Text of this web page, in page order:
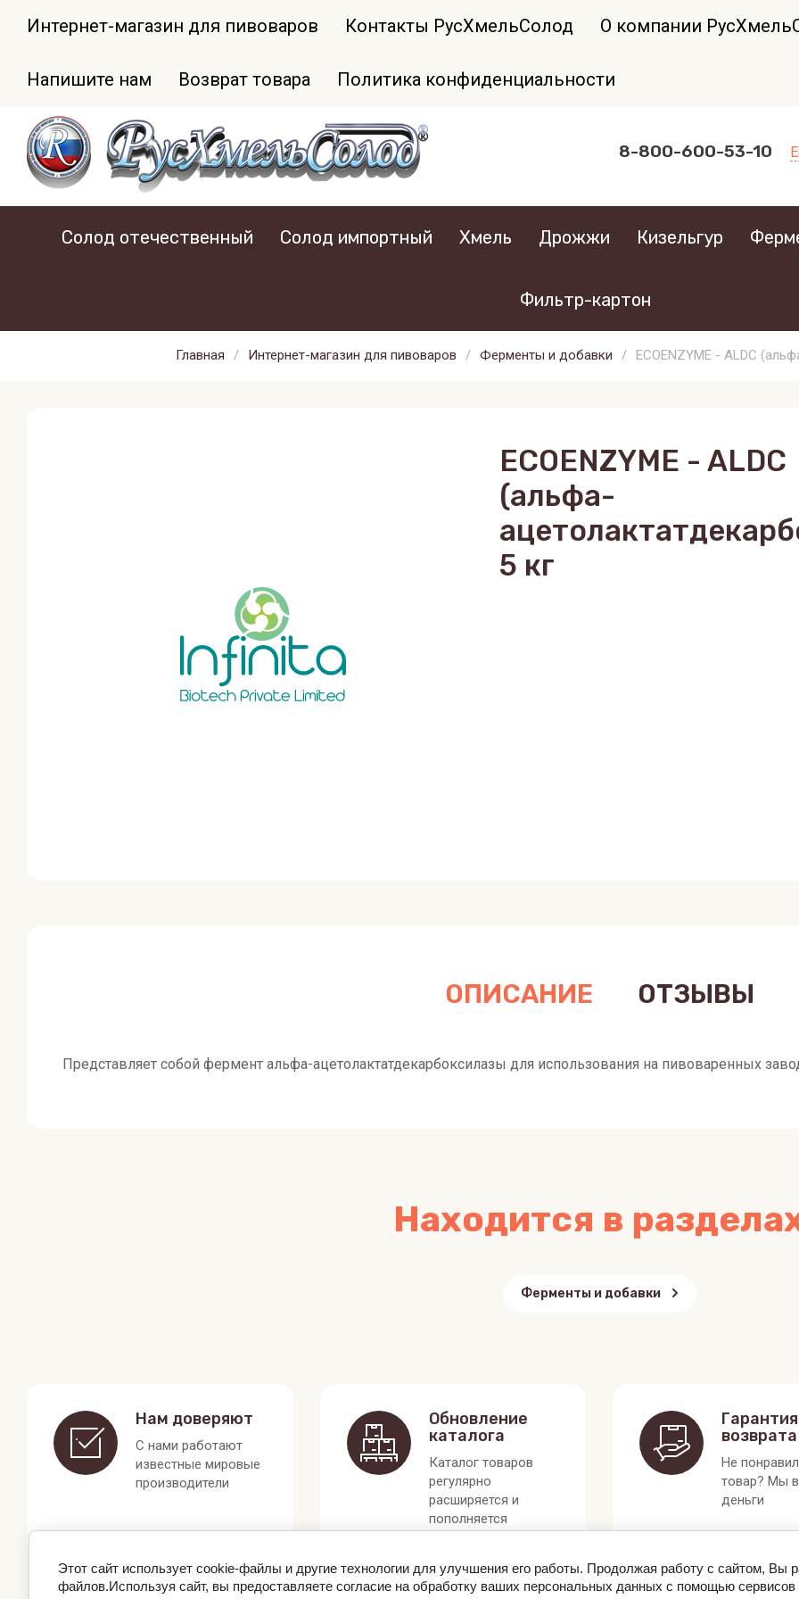
Интернет-магазин для пивоваров Контакты РусХмельСолод О компании
Напишите нам Возврат товара Политика конфиденциальности
8-800-600-53-10
Солод отечественный Солод импортный Хмель Дрожжи Кизельгур
Фильтр-картон
Главная / Интернет-магазин для пивоваров / Ферменты и добавки / ECOENZYME - ALDC
ECOENZYME - ALDC
(альфа-
5 кг
ОПИСАНИЕ ОТЗЫВЫ
Представляет собой фермент альфа-ацетолактатдекарбоксилазы для использования на пивоваренных
Находится в
Ферменты и добавки
Нам доверяют
С нами работают
известные мировые
производители
Обновление
каталога
Каталог товаров
регулярно
расширяется и
пополняется
Гарантия
возврата
Не
товар? Мы
деньги
Этот сайт использует cookie-файлы и другие технологии для улучшения его работы. Продолжая работу с сайтом, Вы
файлов.Используя сайт, вы предоставляете согласие на обработку ваших персональных данных с помощью